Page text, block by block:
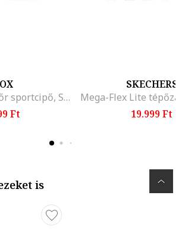
Tépőzáras műbőr sportcipő, Sötét khaki
Ft
SKECHERS
19.999 Ft
is